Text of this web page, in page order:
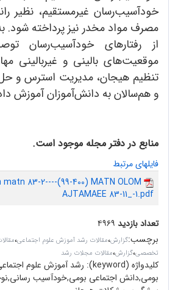
خود‌آسیب‌رسان غیرمستقیم، نظیر
مصرف مواد مخدر نیز پرداخته شود.
از رفتارهای خود‌آسیب‌رسان
موقعیت‌های بالینی و غیربالینی
تنظیم هیجان، مدیریت استرس و حل
و هم‌سالان به دانش‌آموزان آموزش
منابع در دفتر مجله موجود است.
فایلهای مرتبط
83-2----(99-400) MATN OLOM
AJTAMAEE 83-11_-1.pdf
تعداد بازدید ۴۹۶۹
برچسب:گزارش،مقالات رشد آموزش علوم اجتماعی،
تخصصی،گزارش،مقالات مجلات رشد
کلیدواژه (keyword):
رشد آموزش علوم
بومی,دانش اجتماعی بومی,خودآسیب